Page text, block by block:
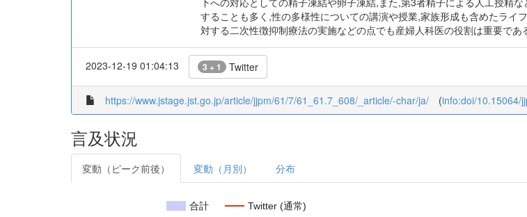
することも多く,性の多様性についての講演や授業,家族形成も含めたラ
対する二次性徴抑制療法の実施などの点でも産婦人科医の役割は重要であ
2023-12-19 01:04:13 3 + 1 Twitter
https://www.jstage.jst.go.jp/article/jjpm/61/7/61_61.7_608/_article/-char/ja/ (info:doi/10.15064/
言及状況
変動（ピーク前後） 変動（月別） 分布
合計 Twitter (通常)